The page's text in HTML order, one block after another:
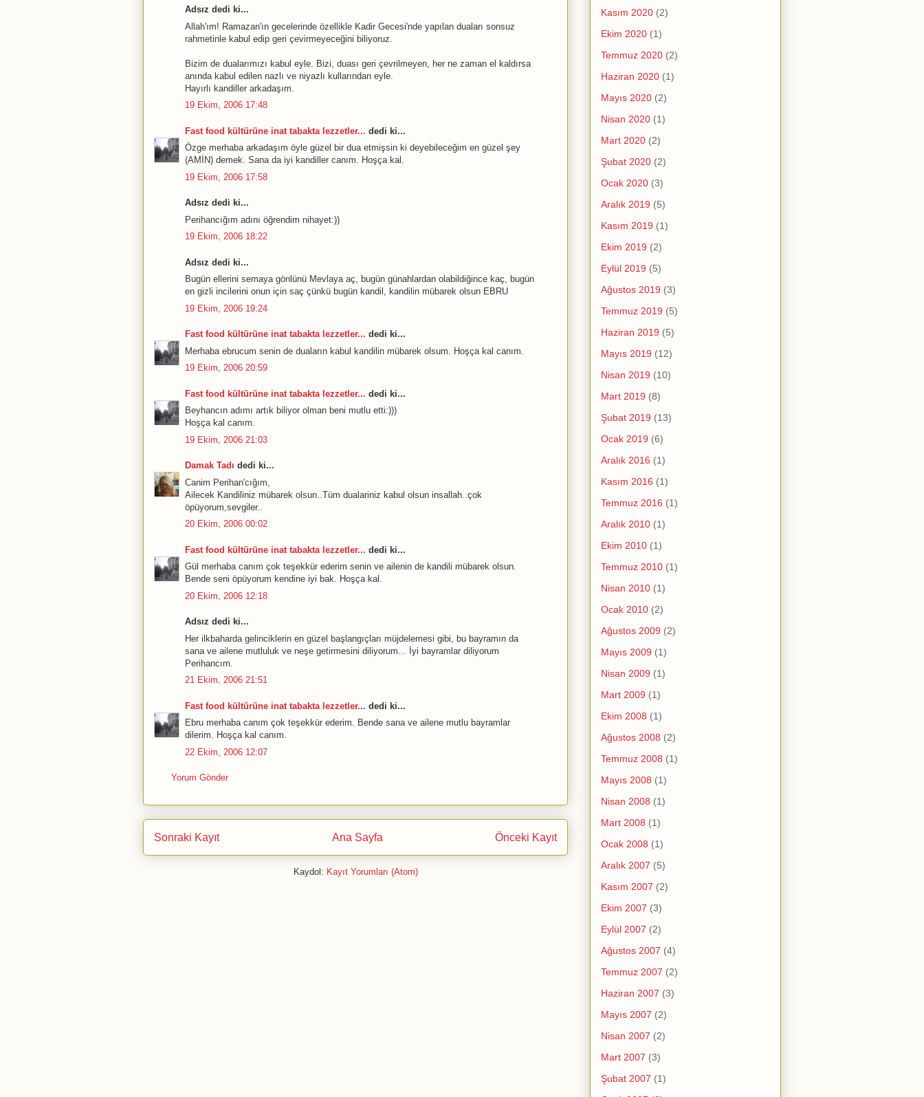
Adsız dedi ki...
Allah'ım! Ramazan'ın gecelerinde özellikle Kadir Gecesi'nde yapılan duaları sonsuz
rahmetinle kabul edip geri çevirmeyeceğini biliyoruz.
Bizim de dualarımızı kabul eyle. Bizi, duası geri çevrilmeyen, her ne zaman el kaldırsa
anında kabul edilen nazlı ve niyazlı kullarından eyle.
Hayırlı kandiller arkadaşım.
19 Ekim, 2006 17:48
Fast food kültürüne inat tabakta lezzetler... dedi ki...
Özge merhaba arkadaşım öyle güzel bir dua etmişsin ki deyebileceğim en güzel şey
(AMİN) demek. Sana da iyi kandiller canım. Hoşça kal.
19 Ekim, 2006 17:58
Adsız dedi ki...
Perihancığım adını öğrendim nihayet:))
19 Ekim, 2006 18:22
Adsız dedi ki...
Bugün ellerini semaya gönlünü Mevlaya aç, bugün günahlardan olabildiğince kaç, bugün
en gizli incilerini onun için saç çünkü bugün kandil, kandilin mübarek olsun EBRU
19 Ekim, 2006 19:24
Fast food kültürüne inat tabakta lezzetler... dedi ki...
Merhaba ebrucum senin de duaların kabul kandilin mübarek olsum. Hoşça kal canım.
19 Ekim, 2006 20:59
Fast food kültürüne inat tabakta lezzetler... dedi ki...
Beyhancın adımı artık biliyor olman beni mutlu etti:)))
Hoşça kal canım.
19 Ekim, 2006 21:03
Damak Tadı dedi ki...
Canim Perihan'cığım,
Ailecek Kandiliniz mübarek olsun..Tüm dualariniz kabul olsun insallah..çok
öpüyorum,sevgiler..
20 Ekim, 2006 00:02
Fast food kültürüne inat tabakta lezzetler... dedi ki...
Gül merhaba canım çok teşekkür ederim senin ve ailenin de kandili mübarek olsun.
Bende seni öpüyorum kendine iyi bak. Hoşça kal.
20 Ekim, 2006 12:18
Adsız dedi ki...
Her ilkbaharda gelinciklerin en güzel başlangıçları müjdelemesi gibi, bu bayramın da
sana ve ailene mutluluk ve neşe getirmesini diliyorum... İyi bayramlar diliyorum
Perihancım.
21 Ekim, 2006 21:51
Fast food kültürüne inat tabakta lezzetler... dedi ki...
Ebru merhaba canım çok teşekkür ederim. Bende sana ve ailene mutlu bayramlar
dilerim. Hoşça kal canım.
22 Ekim, 2006 12:07
Yorum Gönder
Sonraki Kayıt Önceki Kayıt
Ana Sayfa
Kaydol: Kayıt Yorumları (Atom)
Kasım 2020 (2)
Ekim 2020 (1)
Temmuz 2020 (2)
Haziran 2020 (1)
Mayıs 2020 (2)
Nisan 2020 (1)
Mart 2020 (2)
Şubat 2020 (2)
Ocak 2020 (3)
Aralık 2019 (5)
Kasım 2019 (1)
Ekim 2019 (2)
Eylül 2019 (5)
Ağustos 2019 (3)
Temmuz 2019 (5)
Haziran 2019 (5)
Mayıs 2019 (12)
Nisan 2019 (10)
Mart 2019 (8)
Şubat 2019 (13)
Ocak 2019 (6)
Aralık 2016 (1)
Kasım 2016 (1)
Temmuz 2016 (1)
Aralık 2010 (1)
Ekim 2010 (1)
Temmuz 2010 (1)
Nisan 2010 (1)
Ocak 2010 (2)
Ağustos 2009 (2)
Mayıs 2009 (1)
Nisan 2009 (1)
Mart 2009 (1)
Ekim 2008 (1)
Ağustos 2008 (2)
Temmuz 2008 (1)
Mayıs 2008 (1)
Nisan 2008 (1)
Mart 2008 (1)
Ocak 2008 (1)
Aralık 2007 (5)
Kasım 2007 (2)
Ekim 2007 (3)
Eylül 2007 (2)
Ağustos 2007 (4)
Temmuz 2007 (2)
Haziran 2007 (3)
Mayıs 2007 (2)
Nisan 2007 (2)
Mart 2007 (3)
Şubat 2007 (1)